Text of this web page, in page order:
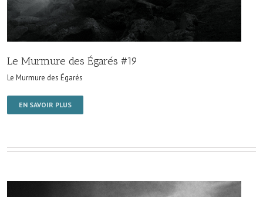
Le Murmure des Égarés #19
Le Murmure des Égarés
EN SAVOIR PLUS